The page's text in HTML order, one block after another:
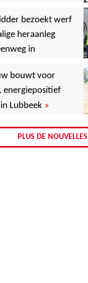
,
,
bezoekt werf
heraanleg
in
,
,
bouwt voor
energiepositief
Lubbeek »
PLUS DE NOUVELLES